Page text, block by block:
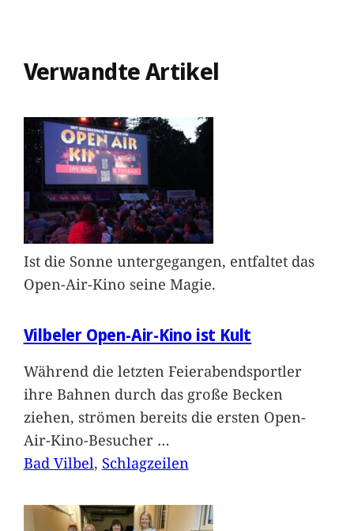
Verwandte Artikel
Ist die Sonne untergegangen, entfaltet das
Open-Air-Kino seine Magie.
Vilbeler Open-Air-Kino ist Kult
Während die letzten Feierabendsportler
ihre Bahnen durch das große Becken
ziehen, strömen bereits die ersten Open-
Air-Kino-Besucher …
Bad Vilbel, Schlagzeilen